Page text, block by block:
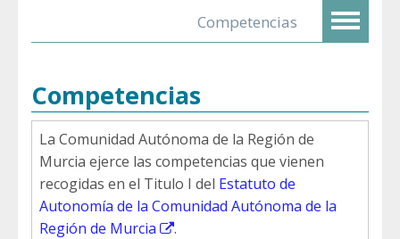
Competencias
Competencias
La Comunidad Autónoma de la Región de
Murcia ejerce las competencias que vienen
recogidas en el Titulo I del Estatuto de
Autonomía de la Comunidad Autónoma de la
Región de Murcia
.